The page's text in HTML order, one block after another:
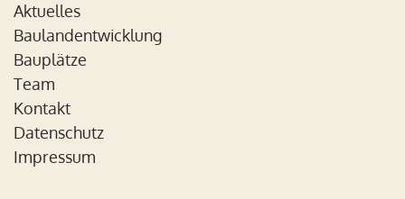
Aktuelles
Baulandentwicklung
Bauplätze
Team
Kontakt
Datenschutz
Impressum